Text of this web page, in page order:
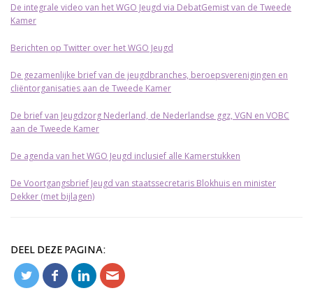
De integrale video van het WGO Jeugd via DebatGemist van de Tweede
Kamer
Berichten op Twitter over het WGO Jeugd
De gezamenlijke brief van de jeugdbranches, beroepsverenigingen en
cliëntorganisaties aan de Tweede Kamer
De brief van Jeugdzorg Nederland, de Nederlandse ggz, VGN en VOBC
aan de Tweede Kamer
De agenda van het WGO Jeugd inclusief alle Kamerstukken
De Voortgangsbrief Jeugd van staatssecretaris Blokhuis en minister
Dekker (met bijlagen)
DEEL DEZE PAGINA: